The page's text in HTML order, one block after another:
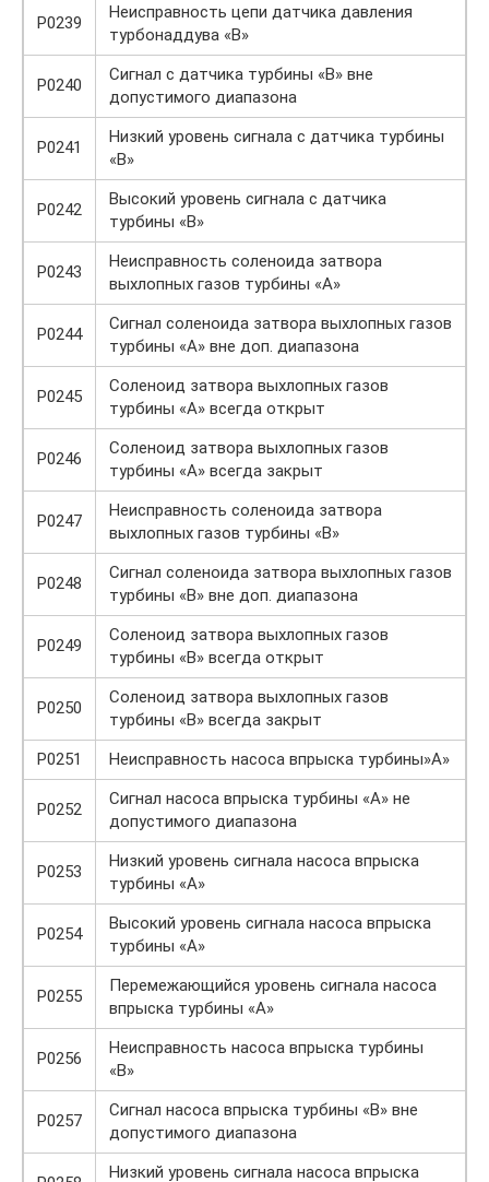
P0239
Неисправность цепи датчика давления
турбонаддува «B»
P0240
Сигнал с датчика турбины «B» вне
допустимого диапазона
P0241
Низкий уровень сигнала с датчика турбины
«B»
P0242
Высокий уровень сигнала с датчика
турбины «B»
P0243
Неисправность соленоида затвора
выхлопных газов турбины «A»
P0244
Сигнал соленоида затвора выхлопных газов
турбины «A» вне доп. диапазона
P0245
Соленоид затвора выхлопных газов
турбины «A» всегда открыт
P0246
Соленоид затвора выхлопных газов
турбины «A» всегда закрыт
P0247
Неисправность соленоида затвора
выхлопных газов турбины «B»
P0248
Сигнал соленоида затвора выхлопных газов
турбины «B» вне доп. диапазона
P0249
Соленоид затвора выхлопных газов
турбины «B» всегда открыт
P0250
Соленоид затвора выхлопных газов
турбины «B» всегда закрыт
P0251
Неисправность насоса впрыска турбины»A»
P0252
Сигнал насоса впрыска турбины «A» не
допустимого диапазона
P0253
Низкий уровень сигнала насоса впрыска
турбины «A»
P0254
Высокий уровень сигнала насоса впрыска
турбины «A»
P0255
Перемежающийся уровень сигнала насоса
впрыска турбины «A»
P0256
Неисправность насоса впрыска турбины
«B»
P0257
Сигнал насоса впрыска турбины «B» вне
допустимого диапазона
Низкий уровень сигнала насоса впрыска